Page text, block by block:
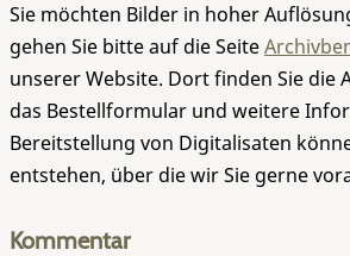
Sie möchten Bilder in hoher
gehen Sie bitte auf die Seite
unserer Website. Dort finden Sie die
das Bestellformular und weitere
Bereitstellung von Digitalisaten
entstehen, über die wir Sie gerne
Kommentar